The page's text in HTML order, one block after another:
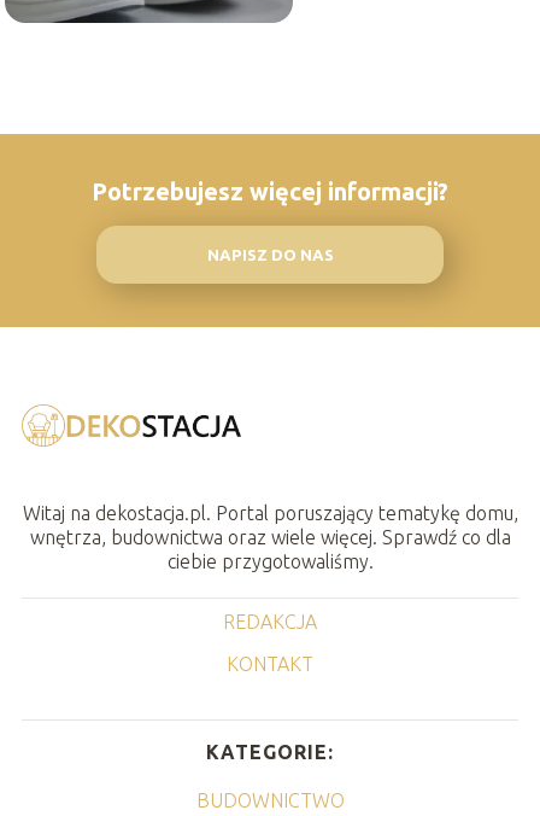
Potrzebujesz więcej informacji?
NAPISZ DO NAS
Witaj na dekostacja.pl. Portal poruszający tematykę domu,
wnętrza, budownictwa oraz wiele więcej. Sprawdź co dla
ciebie przygotowaliśmy.
REDAKCJA
KONTAKT
KATEGORIE:
BUDOWNICTWO